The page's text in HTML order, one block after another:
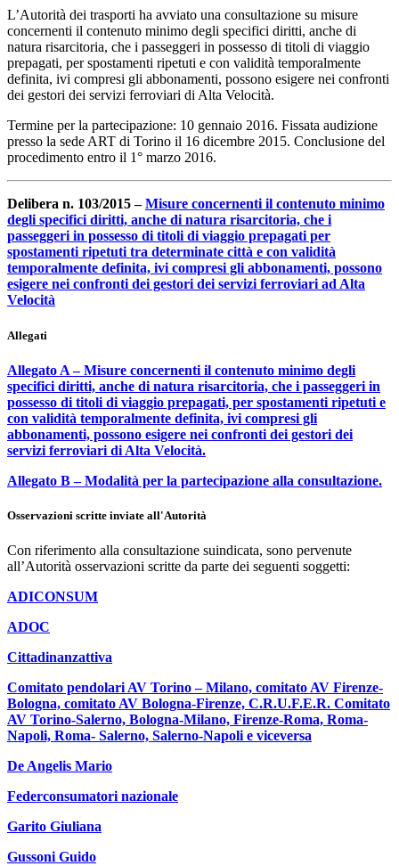
L’Autorità dei trasporti ha avviato una consultazione su misure
concernenti il contenuto minimo degli specifici diritti, anche di
natura risarcitoria, che i passeggeri in possesso di titoli di viaggio
prepagati, per spostamenti ripetuti e con validità temporalmente
definita, ivi compresi gli abbonamenti, possono esigere nei confronti
dei gestori dei servizi ferroviari di Alta Velocità.
Termine per la partecipazione: 10 gennaio 2016. Fissata audizione
presso la sede ART di Torino il 16 dicembre 2015. Conclusione del
procedimento entro il 1° marzo 2016.
Delibera n. 103/2015 –Misure concernenti il contenuto minimo
degli specifici diritti, anche di natura risarcitoria, che i
passeggeri in possesso di titoli di viaggio prepagati per
spostamenti ripetuti tra determinate città e con validità
temporalmente definita, ivi compresi gli abbonamenti, possono
esigere nei confronti dei gestori dei servizi ferroviari ad Alta
Velocità
Allegati
Allegato A – Misure concernenti il contenuto minimo degli
specifici diritti, anche di natura risarcitoria, che i passeggeri in
possesso di titoli di viaggio prepagati, per spostamenti ripetuti e
con validità temporalmente definita, ivi compresi gli
abbonamenti, possono esigere nei confronti dei gestori dei
servizi ferroviari di Alta Velocità.
Allegato B – Modalità per la partecipazione alla consultazione.
Osservazioni scritte inviate all'Autorità
Con riferimento alla consultazione suindicata, sono pervenute
all’Autorità osservazioni scritte da parte dei seguenti soggetti:
ADICONSUM
ADOC
Cittadinanzattiva
Comitato pendolari AV Torino – Milano, comitato AV Firenze-
Bologna, comitato AV Bologna-Firenze, C.R.U.F.E.R. Comitato
AV Torino-Salerno, Bologna-Milano, Firenze-Roma, Roma-
Napoli, Roma- Salerno, Salerno-Napoli e viceversa
De Angelis Mario
Federconsumatori nazionale
Garito Giuliana
Gussoni Guido